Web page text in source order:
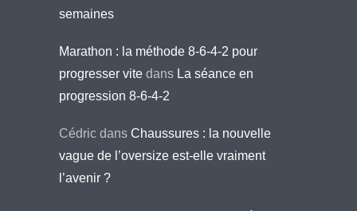
semaines
Marathon : la méthode 8-6-4-2 pour
progresser vite dans La séance en
progression 8-6-4-2
Cédric dans Chaussures : la nouvelle
vague de l’oversize est-elle vraiment
l’avenir ?